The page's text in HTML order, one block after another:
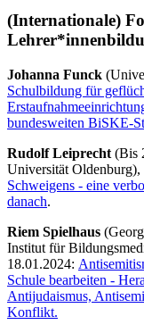
(Internationale)
Johanna Funck
Schulbildung für
bundesweiten BiSKE-
Rudolf Leiprecht (Bis
Universität Oldenburg),
Schweigens - eine
danach.
Riem Spielhaus
Institut für
18.01.2024:
Schule bearbeiten -
Antijudaismus,
Konflikt.